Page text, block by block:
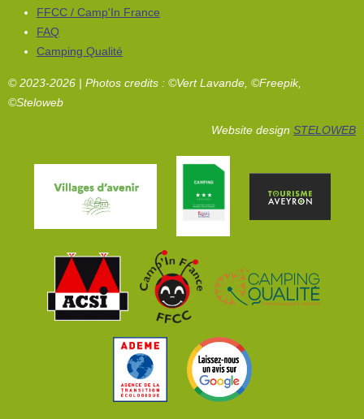
FFCC / Camp'In France
FAQ
Camping Qualité
© 2023-2026 | Photos credits : ©Vert Lavande, ©Freepik,
©Steloweb
Website design STELOWEB